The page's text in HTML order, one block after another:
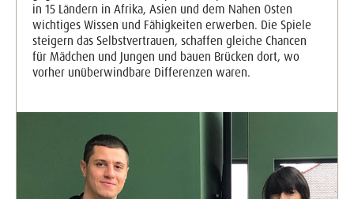
in 15 Ländern in Afrika, Asien und dem Nahen Osten
wichtiges Wissen und Fähigkeiten erwerben. Die Spiele
steigern das Selbstvertrauen, schaffen gleiche Chancen
für Mädchen und Jungen und bauen Brücken dort, wo
vorher unüberwindbare Differenzen waren.